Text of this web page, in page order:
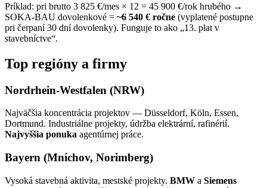
Príklad: pri brutto 3 825 €/mes × 12 = 45 900 €/rok hrubého →
SOKA-BAU dovolenkové = ~6 540 € ročne (vyplatené postupne
pri čerpaní 30 dní dovolenky). Funguje to ako „13. plat v
stavebníctve“.
Top regióny a firmy
Nordrhein-Westfalen (NRW)
Najväčšia koncentrácia projektov — Düsseldorf, Köln, Essen,
Dortmund. Industriálne projekty, údržba elektrární, rafinérií.
Najvyššia ponuka agentúrnej práce.
Bayern (Mníchov, Norimberg)
Vysoká stavebná aktivita, mestské projekty. BMW a Siemens